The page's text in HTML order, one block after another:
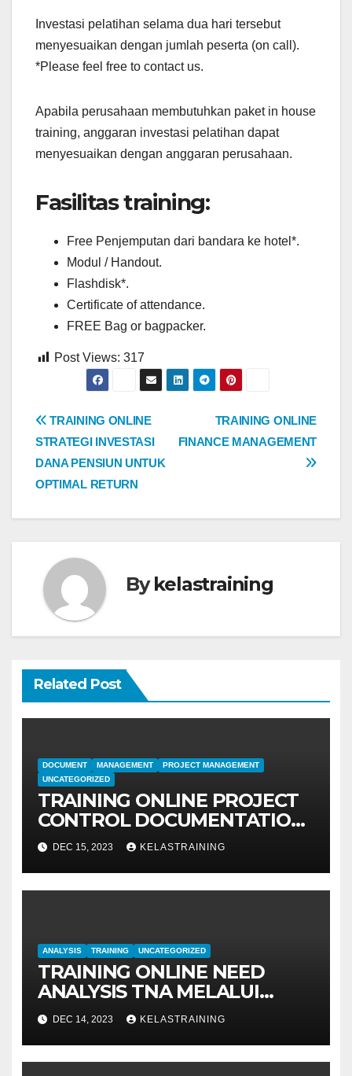
Investasi pelatihan selama dua hari tersebut
menyesuaikan dengan jumlah peserta (on call).
*Please feel free to contact us.
Apabila perusahaan membutuhkan paket in house
training, anggaran investasi pelatihan dapat
menyesuaikan dengan anggaran perusahaan.
Fasilitas training:
Free Penjemputan dari bandara ke hotel*.
Modul / Handout.
Flashdisk*.
Certificate of attendance.
FREE Bag or bagpacker.
Post Views: 317
Post
navigation
TRAINING ONLINE
FINANCE MANAGEMENT
TRAINING ONLINE
STRATEGI INVESTASI
DANA PENSIUN UNTUK
OPTIMAL RETURN
Bykelastraining
Related Post
DOCUMENT MANAGEMENT
PROJECT MANAGEMENT
UNCATEGORIZED
TRAINING ONLINE PROJECT
CONTROL DOCUMENTATION
MANAGEMENT
DEC 15, 2023 KELASTRAINING
ANALYSIS TRAINING UNCATEGORIZED
TRAINING ONLINE NEED
ANALYSIS TNA MELALUI
METODE IDENTIFIKASI DAN
EVALUASI
DEC 14, 2023 KELASTRAINING